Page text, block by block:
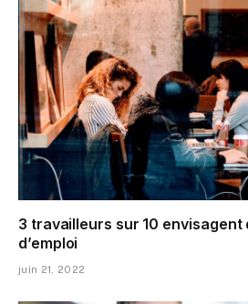
3 travailleurs sur 10 envisagent
d’emploi
juin 21, 2022